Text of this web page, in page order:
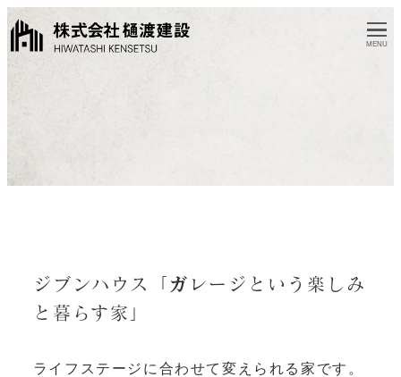
MENU
ジブンハウス「ガレージという楽しみ
と暮らす家」
ライフステージに合わせて変えられる家です。